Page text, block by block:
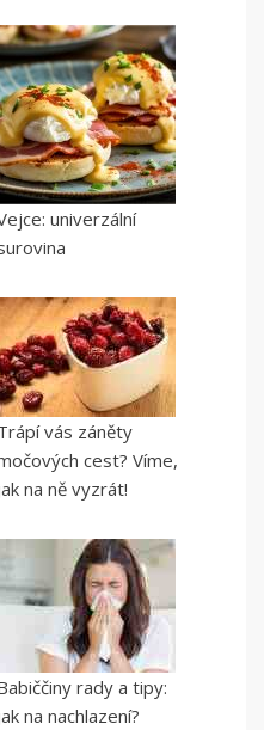
univerzální
vás záněty
cest? Víme,
na ně vyzrát!
rady a tipy:
na nachlazení?